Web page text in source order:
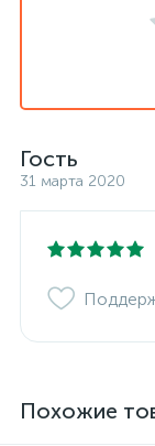
Гость
31 марта 2020
Похожие